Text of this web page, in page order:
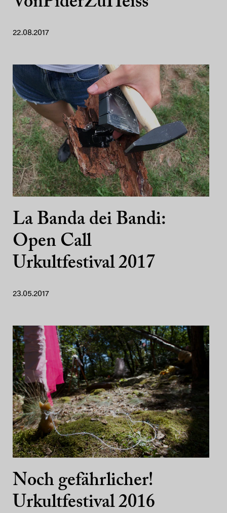
22.08.2017
La Banda dei Bandi:
Open Call
Urkultfestival 2017
23.05.2017
Noch gefährlicher!
Urkultfestival 2016